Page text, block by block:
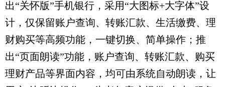
出“关怀版”手机银行，采用“大图标+大字体”设
计，仅保留账户查询、转账汇款、生活缴费、理
财购买等高频功能，一键切换、简单操作；推
出“页面朗读”功能，账户查询、转账汇款、购买
理财产品等界面内容，均可由系统自动朗读，让